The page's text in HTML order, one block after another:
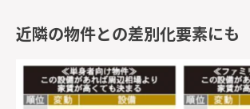
近隣の物件との差別化要素にも